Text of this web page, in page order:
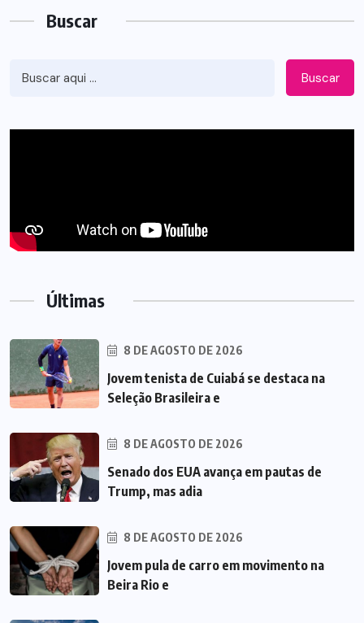
Buscar
Buscar
Últimas
8 DE AGOSTO DE 2026
Jovem tenista de Cuiabá se destaca na
Seleção Brasileira e
8 DE AGOSTO DE 2026
Senado dos EUA avança em pautas de
Trump, mas adia
8 DE AGOSTO DE 2026
Jovem pula de carro em movimento na
Beira Rio e